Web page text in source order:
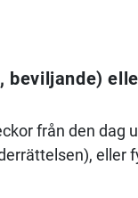
beviljande)
från den dag
eller